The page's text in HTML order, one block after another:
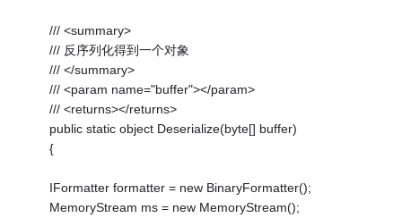
/// <summary>
/// 反序列化得到一个对象
/// </summary>
/// <param name="buffer"></param>
/// <returns></returns>
public static object Deserialize(byte[] buffer)
{
IFormatter formatter = new BinaryFormatter();
MemoryStream ms = new MemoryStream();